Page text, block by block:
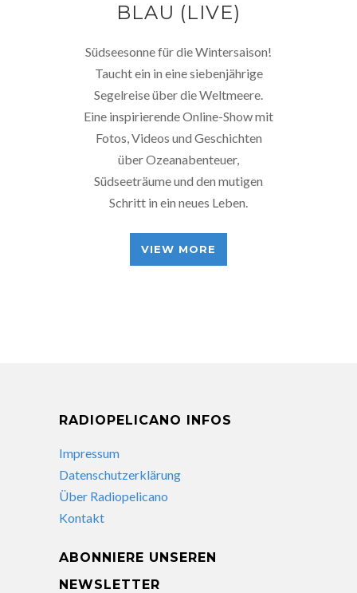
BLAU (LIVE)
Südseesonne für die Wintersaison!
Taucht ein in eine siebenjährige
Segelreise über die Weltmeere.
Eine inspirierende Online-Show mit
Fotos, Videos und Geschichten
über Ozeanabenteuer,
Südseeträume und den mutigen
Schritt in ein neues Leben.
VIEW MORE
RADIOPELICANO INFOS
Impressum
Datenschutzerklärung
Über Radiopelicano
Kontakt
ABONNIERE UNSEREN
NEWSLETTER